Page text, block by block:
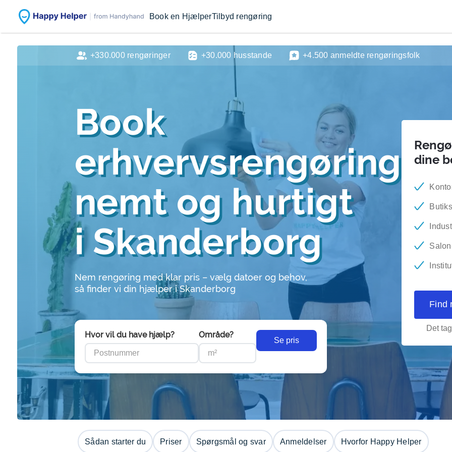
Book en HjælperTilbyd rengøring
Book
erhvervsrengøring
nemt og hurtigt
i Skanderborg
Nem rengøring med klar pris – vælg datoer og behov,
så finder vi din hjælper i Skanderborg
Hvor vil du have hjælp? Område?
Se pris
dine
Find
Det
+330.000 rengøringer +30.000 husstande +4.500 anmeldte rengøringsfolk
Sådan starter du Priser Spørgsmål og svar Anmeldelser Hvorfor Happy Helper